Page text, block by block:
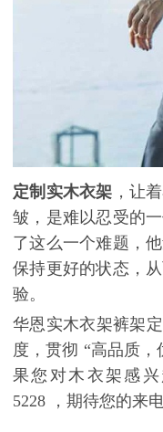
定制实木衣架 ，让
皱，是难以忍受的
了这么一个难题，
保持更好的状态，
验。
华恩实木衣架裤架
度，贯彻 “高品质
果您对木衣架感兴
5228 ，期待您的来电